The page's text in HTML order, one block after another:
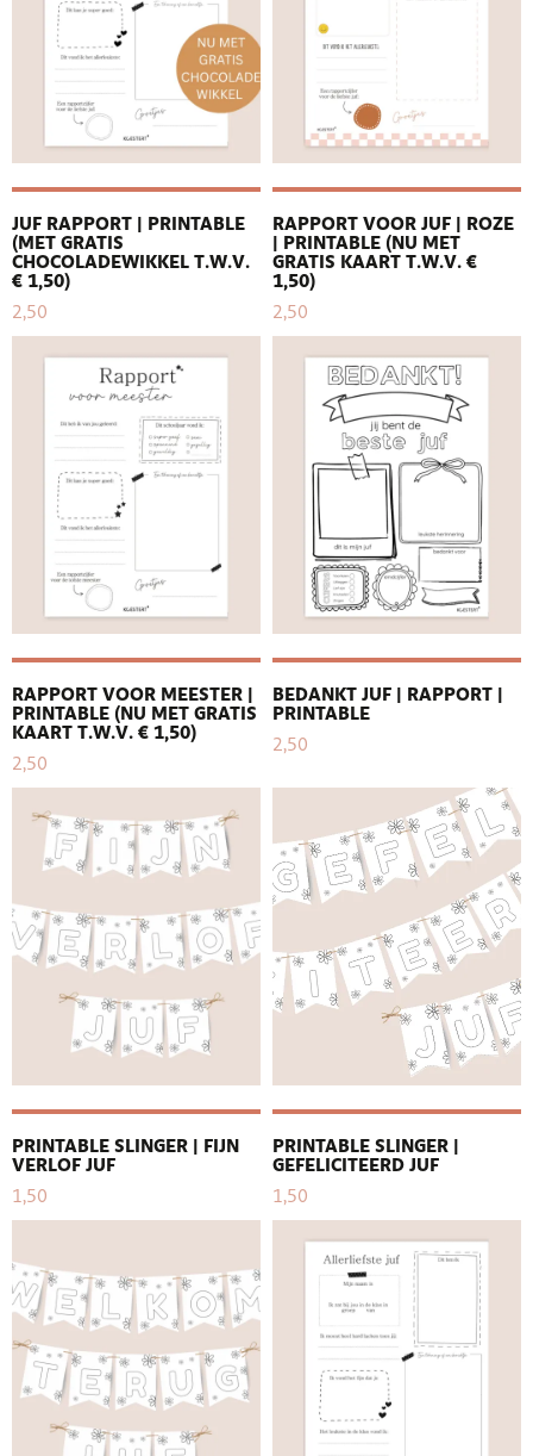
JUF RAPPORT | PRINTABLE
(MET GRATIS
CHOCOLADEWIKKEL T.W.V.
€ 1,50)
2,50
RAPPORT VOOR JUF | ROZE
| PRINTABLE (NU MET
GRATIS KAART T.W.V. €
1,50)
2,50
RAPPORT VOOR MEESTER |
PRINTABLE (NU MET GRATIS
KAART T.W.V. € 1,50)
2,50
BEDANKT JUF | RAPPORT |
PRINTABLE
2,50
PRINTABLE SLINGER | FIJN
VERLOF JUF
1,50
PRINTABLE SLINGER |
GEFELICITEERD JUF
1,50